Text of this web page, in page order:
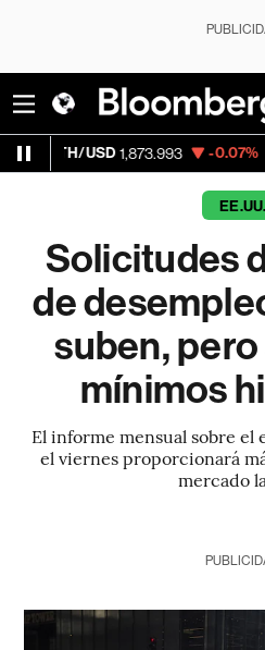
1,873.993 -0.07% Visa 369.59
EE.UU.
Solicitudes
de
suben,
mínimos
El informe mensual sobre el
el viernes proporcionará
mercado